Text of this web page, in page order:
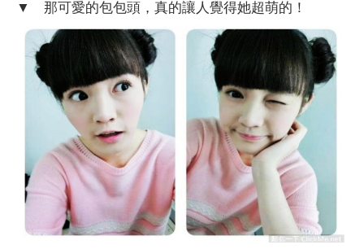
▼ 那可愛的包包頭，真的讓人覺得她超萌的！